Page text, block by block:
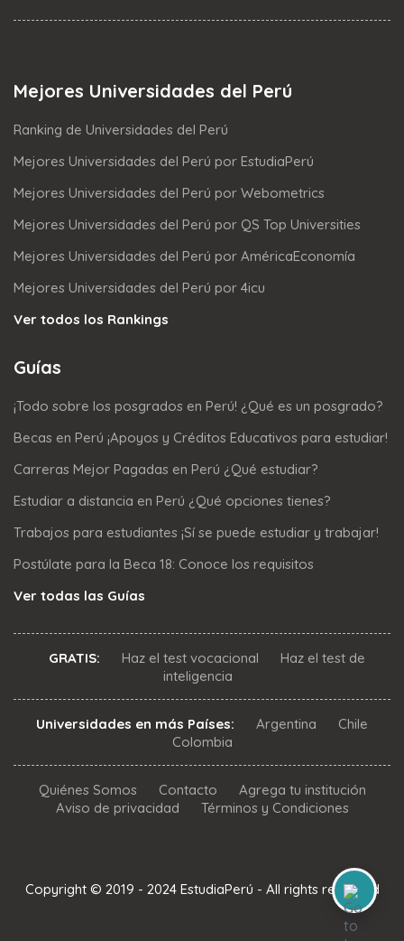
Mejores Universidades del Perú
Ranking de Universidades del Perú
Mejores Universidades del Perú por EstudiaPerú
Mejores Universidades del Perú por Webometrics
Mejores Universidades del Perú por QS Top Universities
Mejores Universidades del Perú por AméricaEconomía
Mejores Universidades del Perú por 4icu
Ver todos los Rankings
Guías
¡Todo sobre los posgrados en Perú! ¿Qué es un posgrado?
Becas en Perú ¡Apoyos y Créditos Educativos para estudiar!
Carreras Mejor Pagadas en Perú ¿Qué estudiar?
Estudiar a distancia en Perú ¿Qué opciones tienes?
Trabajos para estudiantes ¡Sí se puede estudiar y trabajar!
Postúlate para la Beca 18: Conoce los requisitos
Ver todas las Guías
GRATIS: Haz el test vocacional
Haz el test de
inteligencia
Universidades en más Países: Argentina
Chile
Colombia
Quiénes Somos Contacto
Agrega tu institución
Aviso de privacidad
Términos y Condiciones
Copyright © 2019 - 2024 EstudiaPerú - All rights reserved